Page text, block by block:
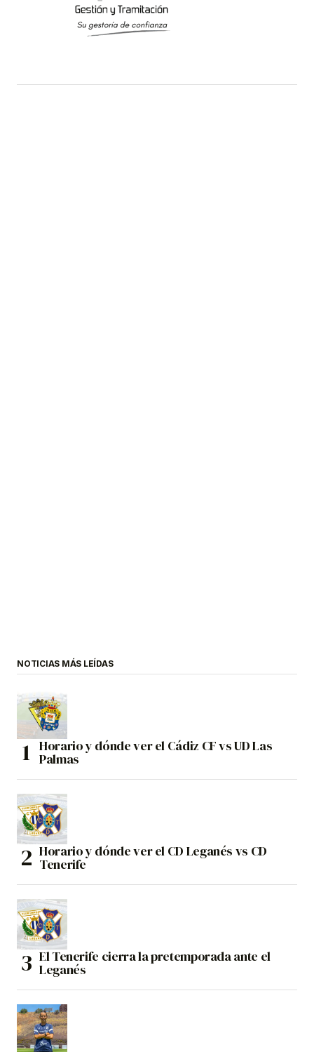
NOTICIAS MÁS LEÍDAS
Horario y dónde ver el Cádiz CF vs UD Las
Palmas
Horario y dónde ver el CD Leganés vs CD
Tenerife
El Tenerife cierra la pretemporada ante el
Leganés